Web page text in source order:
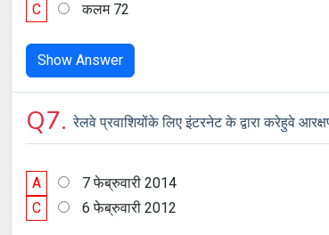
C
कलम 72
Show Answer
Q7.रेलवे प्रवाशियोंके लिए इंटरनेट के द्वारा करेहुवे
A 7 फेब्रुवारी 2014
C
6 फेब्रुवारी 2012